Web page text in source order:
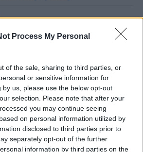
Process My Personal
of the sale, sharing to third parties, or
or sensitive information for
by us, please use the below opt-out
selection. Please note that after your
you may continue seeing
on personal information utilized by
disclosed to third parties prior to
separately opt-out of the further
information by third parties on the
Kerro mielipiteesi.
5000